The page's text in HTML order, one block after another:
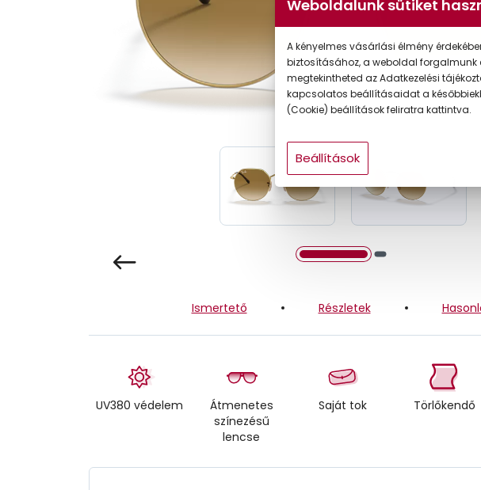
Gyermek
Ismertető Részletek
UV380 védelem
Átmenetes
színezésű
lencse
Saját tok Törlőkendő
Weboldalunk sütiket
A kényelmes vásárlási élmény
biztosításához, a weboldal forgalmunk
megtekintheted az Adatkezelési
kapcsolatos beállításaidat a
(Cookie) beállítások feliratra kattintva.
Beállítások